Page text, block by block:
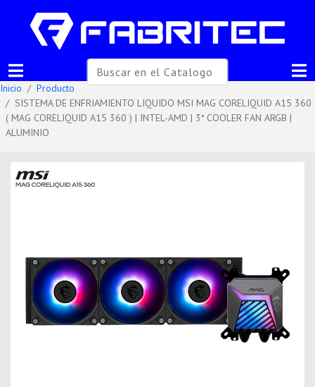
Inicio
Producto
SISTEMA DE ENFRIAMIENTO LIQUIDO MSI MAG CORELIQUID A15 360
( MAG CORELIQUID A15 360 ) | INTEL-AMD | 3* COOLER FAN ARGB |
ALUMINIO